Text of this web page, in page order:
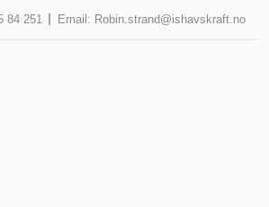
84 251 Email: Robin.strand@ishavskraft.no